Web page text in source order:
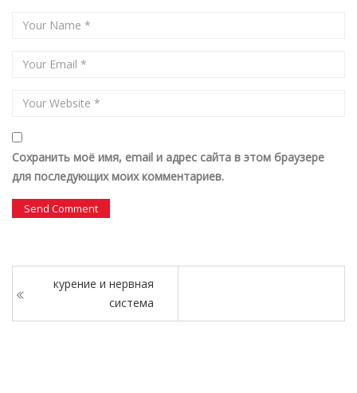
Сохранить моё имя, email и адрес сайта в этом браузере
для последующих моих комментариев.
курение и нервная
система